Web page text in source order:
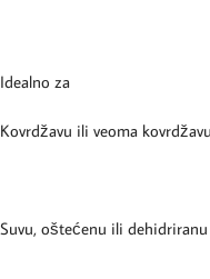
Idealno za
Kovrdžavu ili veoma
Suvu, oštećenu ili dehidriranu